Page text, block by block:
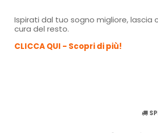
Ispirati dal tuo sogno migliore, lascia
cura del resto.
CLICCA QUI - Scopri di più!